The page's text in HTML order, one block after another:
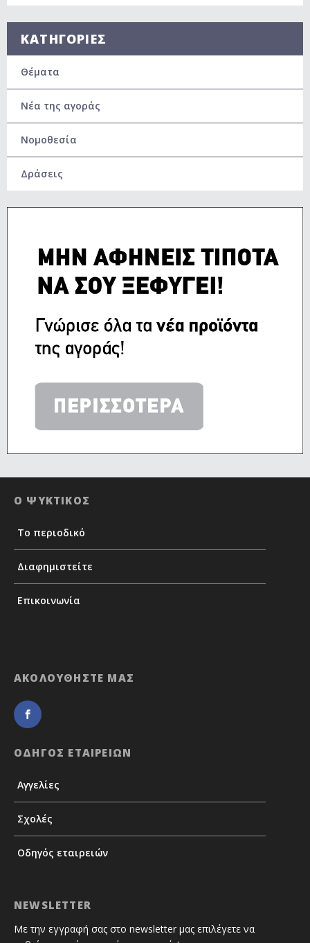
ΚΑΤΗΓΟΡΙΕΣ
Θέματα
Νέα της αγοράς
Νομοθεσία
Δράσεις
Ο ΨΥΚΤΙΚΟΣ
Το περιοδικό
Διαφημιστείτε
Επικοινωνία
ΑΚΟΛΟΥΘΗΣΤΕ ΜΑΣ
ΟΔΗΓΟΣ ΕΤΑΙΡΕΙΩΝ
Αγγελίες
Σχολές
Οδηγός εταιρειών
NEWSLETTER
Με την εγγραφή σας στο newsletter μας επιλέγετε να